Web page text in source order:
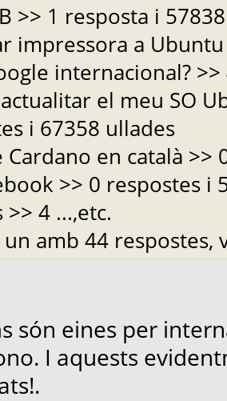
>> 1 resposta i
impressora a
internacional?
el meu SO
i 67358 ullades
Cardano en català >>
>> 0 respostes i
4 ...,etc.
un amb 44 respostes,
són eines per
I aquests